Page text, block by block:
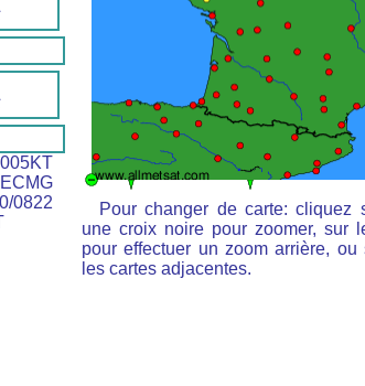
0822
Pour changer de carte: cliquez
une croix noire pour zoomer, sur
pour effectuer un zoom arrière,
les cartes adjacentes.